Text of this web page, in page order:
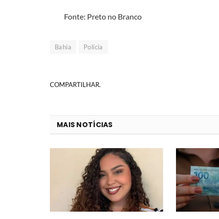
Fonte: Preto no Branco
Bahia Polícia
COMPARTILHAR.
MAIS NOTÍCIAS